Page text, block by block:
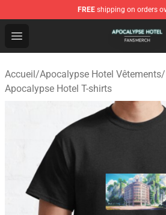
FREE shipping on orders
Open menu
Apocalypse Hotel Shop -
Accueil/Apocalypse Hotel Vêtements/
Apocalypse Hotel T-shirts